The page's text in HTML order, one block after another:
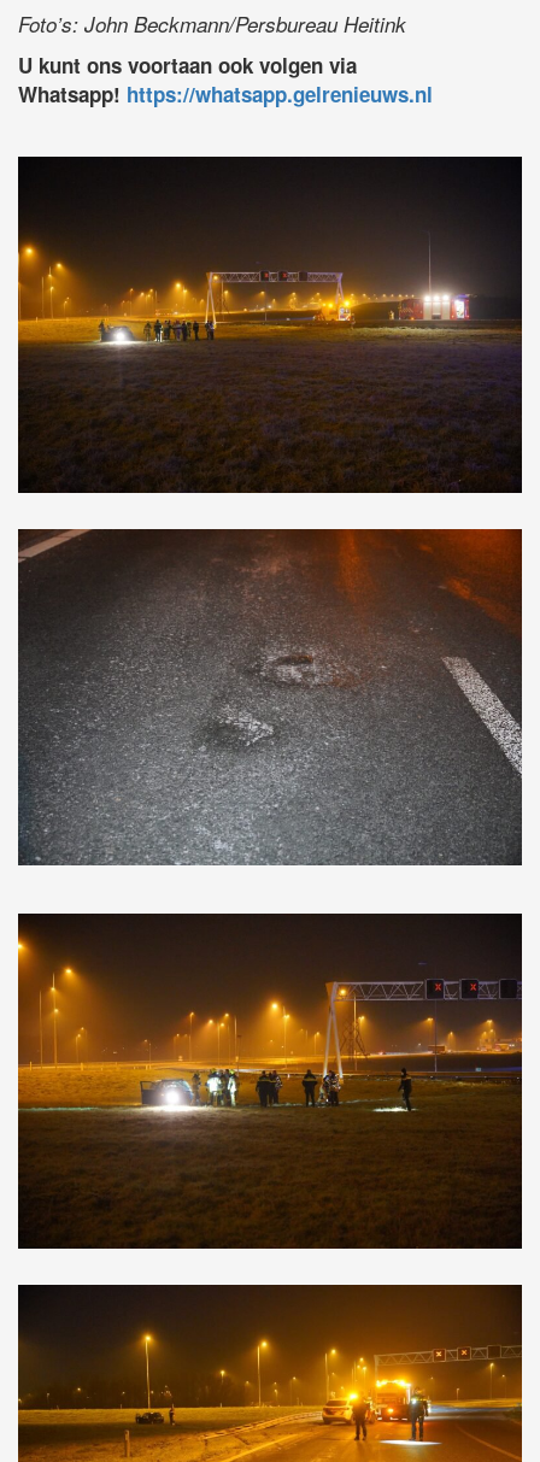
Foto’s: John Beckmann/Persbureau Heitink
U kunt ons voortaan ook volgen via
Whatsapp! https://whatsapp.gelrenieuws.nl